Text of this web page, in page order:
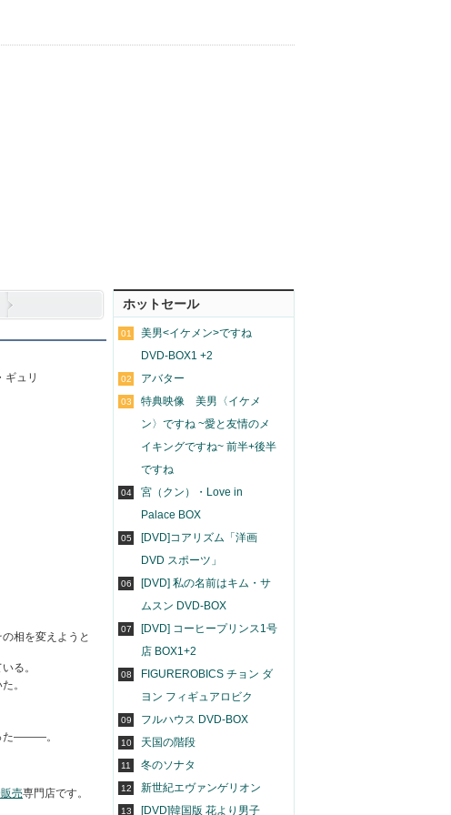
ギュリ
相を変えようと
る。
。
た―――。
売専門店です。
ホットセール
01
美男<イケメン>ですね
DVD-BOX1 +2
02 アバター
03
特典映像 美男〈イケメ
ン〉ですね ~愛と友情のメ
イキングですね~ 前半+後半
ですね
04
宮（クン）・Love in
Palace BOX
05
[DVD]コアリズム「洋画
DVD スポーツ」
06
[DVD] 私の名前はキム・サ
ムスン DVD-BOX
07
[DVD] コーヒープリンス1号
店 BOX1+2
08
FIGUREROBICS チョン ダ
ヨン フィギュアロビク
09 フルハウス DVD-BOX
10 天国の階段
11 冬のソナタ
12 新世紀エヴァンゲリオン
13 [DVD]韓国版 花より男子